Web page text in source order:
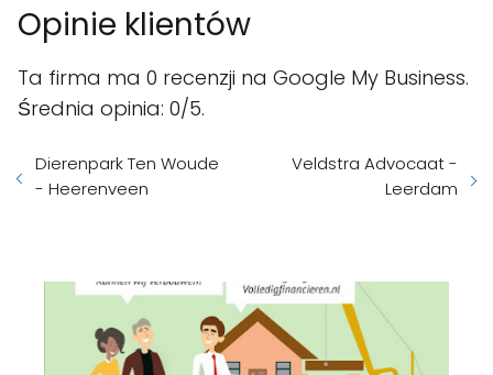
Opinie klientów
Ta firma ma 0 recenzji na Google My Business.
Średnia opinia: 0/5.
Dierenpark Ten Woude
- Heerenveen
Veldstra Advocaat -
Leerdam